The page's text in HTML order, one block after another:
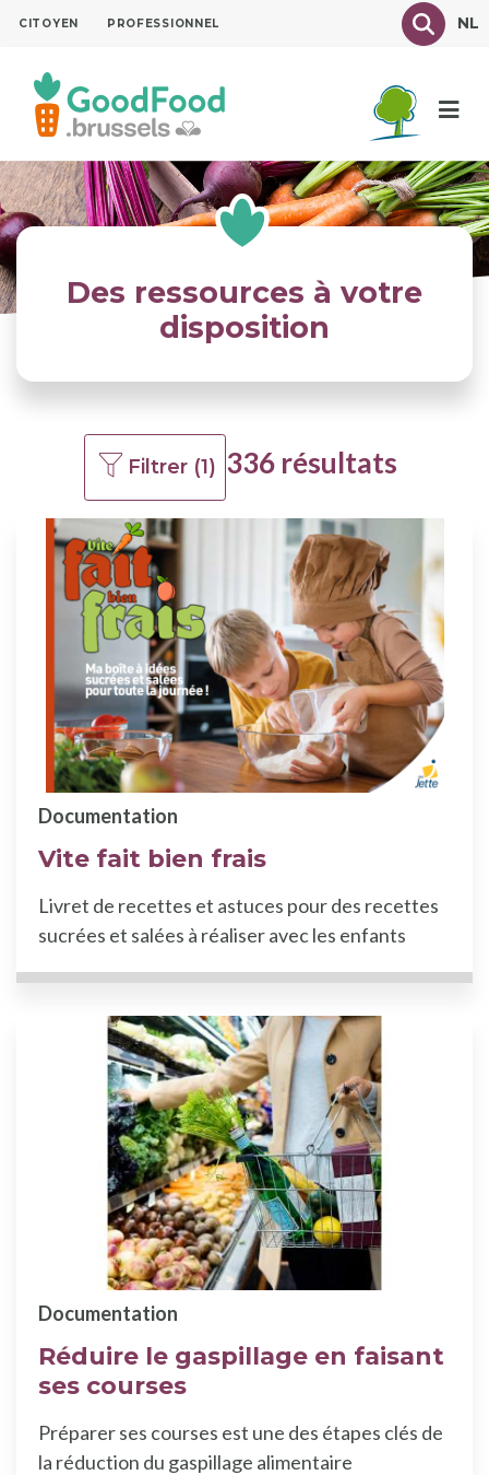
Aller
contenu
principal
CITOYEN PROFESSIONNEL TexteNL
Des ressources à votre
disposition
Filtrer (1) 336 résultats
Vite fait bien frais
Documentation
Livret de recettes et astuces pour des recettes
sucrées et salées à réaliser avec les enfants
Réduire le gaspillage en faisant
ses courses
Documentation
Préparer ses courses est une des étapes clés de
la réduction du gaspillage alimentaire